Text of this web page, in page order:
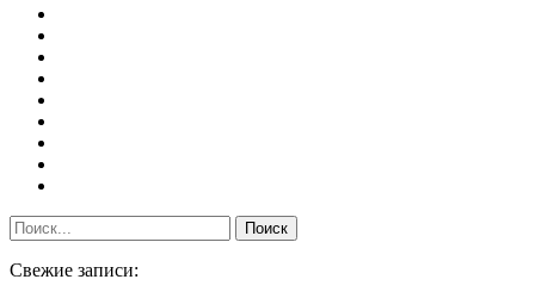
Свежие записи: